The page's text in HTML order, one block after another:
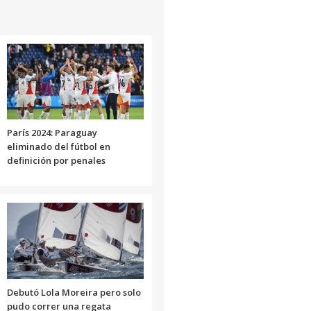
París 2024: Paraguay
eliminado del fútbol en
definición por penales
Debutó Lola Moreira pero solo
pudo correr una regata